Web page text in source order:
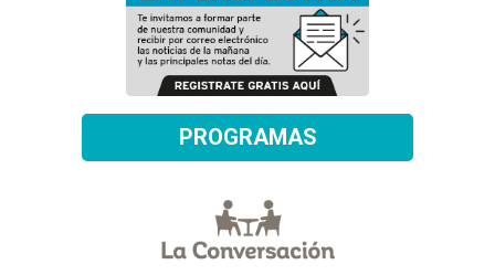
PROGRAMAS